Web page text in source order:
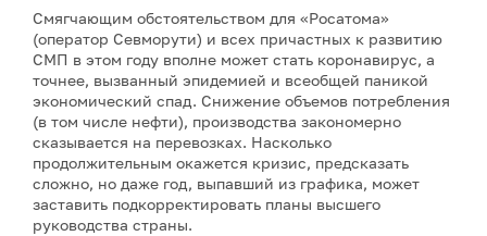
Смягчающим обстоятельством для «Росатома»
(оператор Севморути) и всех причастных к развитию
СМП в этом году вполне может стать коронавирус, а
точнее, вызванный эпидемией и всеобщей паникой
экономический спад. Снижение объемов потребления
(в том числе нефти), производства закономерно
сказывается на перевозках. Насколько
продолжительным окажется кризис, предсказать
сложно, но даже год, выпавший из графика, может
заставить подкорректировать планы высшего
руководства страны.